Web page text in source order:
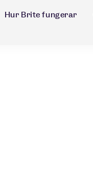
Hur Brite fungerar